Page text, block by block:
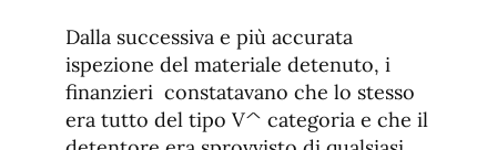
Dalla successiva e più accurata
ispezione del materiale detenuto, i
finanzieri constatavano che lo stesso
era tutto del tipo V^ categoria e che il